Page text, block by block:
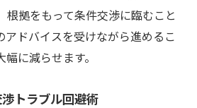
根拠をもって条件交渉に臨むこと
アドバイスを受けながら進めるこ
に減らせます。
トラブル回避術